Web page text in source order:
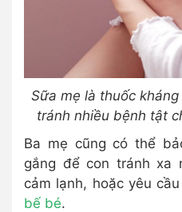
Sữa mẹ là thuốc
tránh nhiều bệnh tật
Ba mẹ cũng có thể
gắng để con tránh xa
cảm lạnh, hoặc yêu
bế bé.